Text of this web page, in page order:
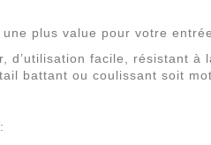
plus value pour votre
facile, résistant
battant ou coulissant soit